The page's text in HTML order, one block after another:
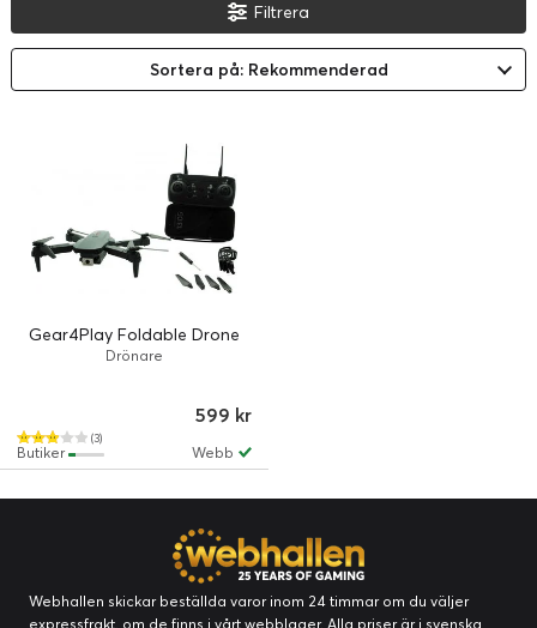
Filtrera
Sortera på: Rekommenderad
Gear4Play Foldable Drone
Drönare
(3)
599 kr
Webb
Butiker
Webhallen skickar beställda varor inom 24 timmar om du väljer
expressfrakt, om de finns i vårt webblager. Alla priser är i svenska